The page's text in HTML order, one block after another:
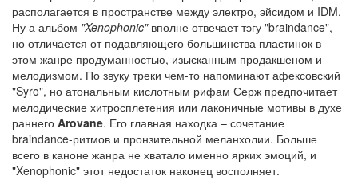
располагается в пространстве между электро, эйсидом и IDM.
Ну а альбом "Xenophonic"вполне отвечает тэгу "braindance",
но отличается от подавляющего большинства пластинок в
этом жанре продуманностью, изысканным продакшеном и
мелодизмом. По звуку треки чем-то напоминают афексовский
"Syro", но атональным кислотным рифам Серж предпочитает
мелодические хитросплетения или лаконичные мотивы в духе
раннего Arovane. Его главная находка – сочетание
braindance-ритмов и пронзительной меланхолии. Больше
всего в каноне жанра не хватало именно ярких эмоций, и
"Xenophonic" этот недостаток наконец восполняет.